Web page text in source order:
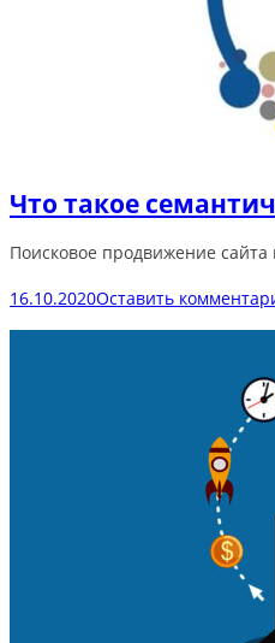
Что такое
Поисковое продвижение сайта
16.10.2020Оставить